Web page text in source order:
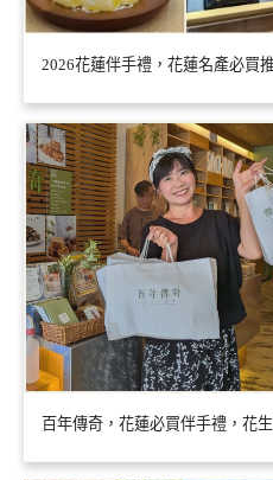
2026花蓮伴手禮，花蓮名產必買
百年傳奇，花蓮必買伴手禮，花